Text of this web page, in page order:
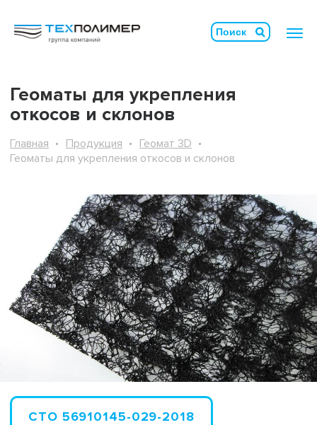
Геоматы для укрепления
откосов и склонов
Главная Продукция
Геомат 3D
Геоматы для укрепления откосов и склонов
СТО 56910145-029-2018